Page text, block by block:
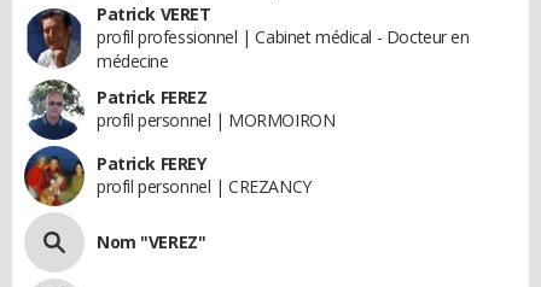
Patrick VERET
profil professionnel | Cabinet médical - Docteur en
médecine
Patrick FEREZ
profil personnel | MORMOIRON
Patrick FEREY
profil personnel | CREZANCY
Nom "VEREZ"